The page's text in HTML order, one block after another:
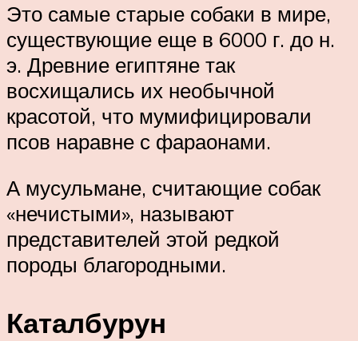
Это самые старые собаки в мире,
существующие еще в 6000 г. до н.
э. Древние египтяне так
восхищались их необычной
красотой, что мумифицировали
псов наравне с фараонами.
А мусульмане, считающие собак
«нечистыми», называют
представителей этой редкой
породы благородными.
Каталбурун